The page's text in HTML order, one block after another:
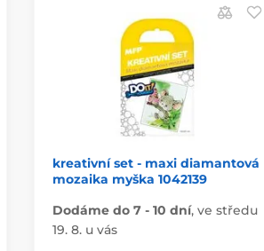
kreativní set - maxi diamantová
mozaika myška 1042139
Dodáme do 7 - 10 dní, ve středu
19. 8. u vás